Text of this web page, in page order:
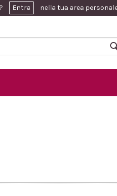
Entra nella tua area